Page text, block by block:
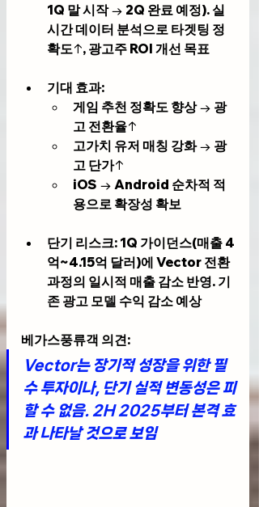
1Q 말 시작 → 2Q 완료 예정). 실
시간 데이터 분석으로 타겟팅 정
확도↑, 광고주 ROI 개선 목표
기대 효과:
게임 추천 정확도 향상 → 광
고 전환율↑
고가치 유저 매칭 강화 → 광
고 단가↑
iOS → Android 순차적 적
용으로 확장성 확보
단기 리스크: 1Q 가이던스(매출 4
억~4.15억 달러)에 Vector 전환
과정의 일시적 매출 감소 반영. 기
존 광고 모델 수익 감소 예상
베가스풍류객 의견:
Vector는 장기적 성장을 위한 필
수 투자이나, 단기 실적 변동성은 피
할 수 없음. 2H 2025부터 본격 효
과 나타날 것으로 보임